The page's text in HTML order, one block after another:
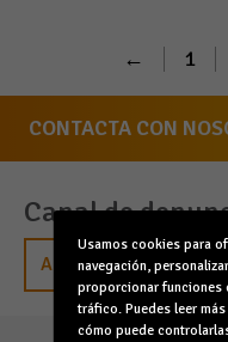
← 1
CONTACTA CON
Canal de
Acceder
Usamos cookies para
navegación,
proporcionar funciones
tráfico. Puedes leer
cómo puede